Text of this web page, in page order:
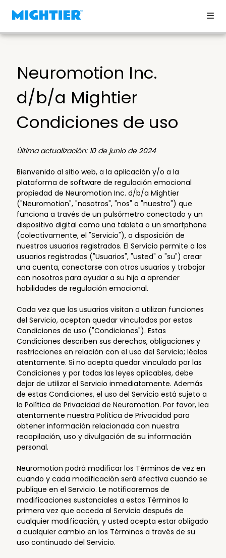
Neuromotion Inc.
d/b/a Mightier
Condiciones de uso
Última actualización: 10 de junio de 2024
Bienvenido al sitio web, a la aplicación y/o a la
plataforma de software de regulación emocional
propiedad de Neuromotion Inc. d/b/a Mightier
("Neuromotion", "nosotros", "nos" o "nuestro") que
funciona a través de un pulsómetro conectado y un
dispositivo digital como una tableta o un smartphone
(colectivamente, el "Servicio"), a disposición de
nuestros usuarios registrados. El Servicio permite a los
usuarios registrados ("Usuarios", "usted" o "su") crear
una cuenta, conectarse con otros usuarios y trabajar
con nosotros para ayudar a su hijo a aprender
habilidades de regulación emocional.
Cada vez que los usuarios visitan o utilizan funciones
del Servicio, aceptan quedar vinculados por estas
Condiciones de uso ("Condiciones"). Estas
Condiciones describen sus derechos, obligaciones y
restricciones en relación con el uso del Servicio; léalas
atentamente. Si no acepta quedar vinculado por las
Condiciones y por todas las leyes aplicables, debe
dejar de utilizar el Servicio inmediatamente. Además
de estas Condiciones, el uso del Servicio está sujeto a
la Política de Privacidad de Neuromotion. Por favor, lea
atentamente nuestra Política de Privacidad para
obtener información relacionada con nuestra
recopilación, uso y divulgación de su información
personal.
Neuromotion podrá modificar los Términos de vez en
cuando y cada modificación será efectiva cuando se
publique en el Servicio. Le notificaremos de
modificaciones sustanciales a estos Términos la
primera vez que acceda al Servicio después de
cualquier modificación, y usted acepta estar obligado
a cualquier cambio en los Términos a través de su
uso continuado del Servicio.